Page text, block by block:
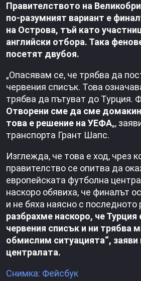
Правителството на
по-разумният вариант е
на Острова, тъй като
английски отбора. Така
посетят двубоя.
„Опасявам се, че трябва да
червения списък. Това
трябва да пътуват до Турция.
Отворени сме да сме
това е решение на УЕФА„,
транспорта Грант Шапс.
Изглежда, че това е ход, чрез
правителство се опитва да
европейската футболна
наскоро обявиха, че финалът
и не бяха наясно с последното
разбрахме наскоро, че Турция
червения списък и ни трябва
обмислим ситуацията“, заяви
централата.
Снимка: Фейсбук